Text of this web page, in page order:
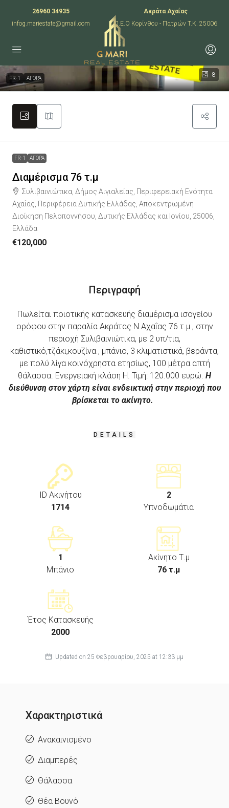
26960 34935
infog.mariestate@gmail.com
Ακράτα Αχαΐας
Π.Ε.Ο Κορίνθου - Πατρών T.K. 25006
8
FR-1 ΑΓΟΡΑ
FR-1 ΑΓΟΡΑ
Διαμέρισμα 76 τ.μ
Συλιβαινιώτικα, Δήμος Αιγιαλείας, Περιφερειακή Ενότητα
Αχαΐας, Περιφέρεια Δυτικής Ελλάδας, Αποκεντρωμένη
Διοίκηση Πελοποννήσου, Δυτικής Ελλάδας και Ιονίου, 25006,
Ελλάδα
€120,000
Περιγραφή
Πωλείται ποιοτικής κατασκευής διαμέρισμα ισογείου
ορόφου στην παραλία Ακράτας Ν.Αχαΐας 76 τ.μ , στην
περιοχή Συλιβαινιώτικα, με 2 υπ/τια,
καθιστικό,τζάκι,κουζίνα , μπάνιο, 3 κλιματιστικά, βεράντα,
με πολύ λίγα κοινόχρηστα ετησίως, 100 μέτρα απτή
θάλασσα. Ενεργειακή κλάση Η. Τιμή: 120.000 ευρώ. Η
διεύθυνση στον χάρτη είναι ενδεικτική στην περιοχή που
βρίσκεται το ακίνητο.
DETAILS
ID Ακινήτου
1714
2
Υπνοδωμάτια
1
Μπάνιο
Ακίνητο Τ.μ
76 τ.μ
Έτος Κατασκευής
2000
Updated on 25 Φεβρουαρίου, 2025 at 12:33 μμ
Χαρακτηριστικά
Ανακαινισμένο
Διαμπερές
Θάλασσα
Θέα Βουνό